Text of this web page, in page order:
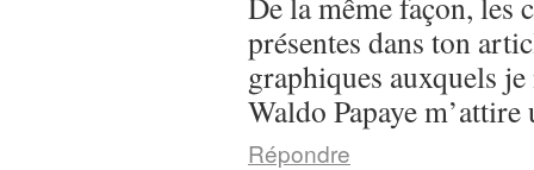
présentes dans ton
graphiques auxquels je
Waldo Papaye
Répondre